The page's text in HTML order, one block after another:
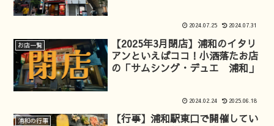
2024.07.25 2024.07.31
お店一覧
【2025年3月閉店】浦和のイタリ
アンといえばココ！小洒落たお店
の「サムシング・デュエ 浦和」
2024.02.24 2025.06.18
浦和の行事
【行事】浦和駅東口で開催してい